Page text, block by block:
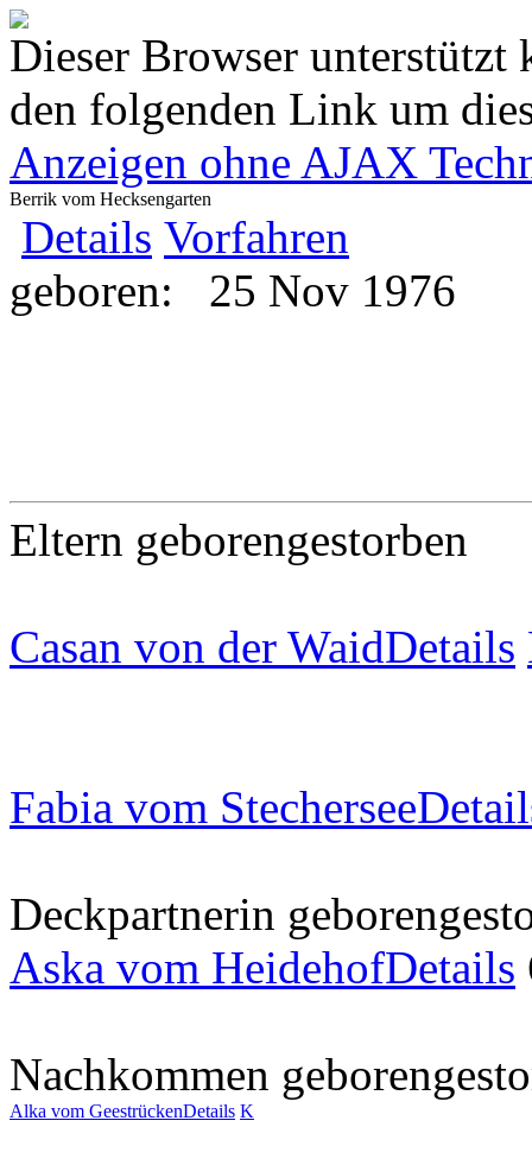
Dieser Browser
den folgenden Link um
Anzeigen ohne AJAX
Berrik vom Hecksengarten
Details Vorfahren
geboren:
25 Nov 1976
Eltern geborengestorben
Casan von der WaidDetails
Fabia vom Stechersee
Deckpartnerin geboren
Aska vom HeidehofDetails
Nachkommen geboren
Alka vom GeestrückenDetails K